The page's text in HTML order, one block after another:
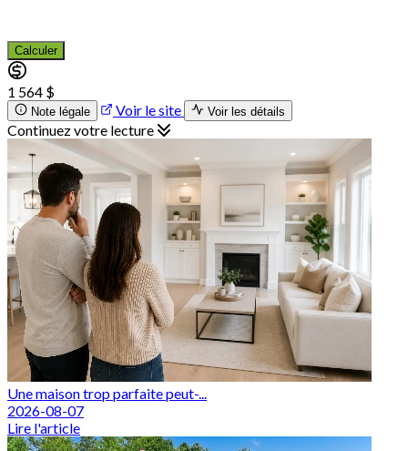
Calculer
1 564 $
Note légale Voir le site Voir les détails
Continuez votre lecture
Une maison trop parfaite peut-...
2026-08-07
Lire l'article